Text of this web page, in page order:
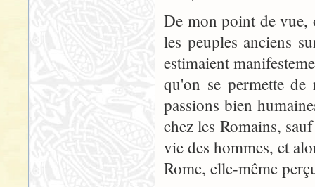
De mon point de vue,
les peuples anciens
estimaient
qu'on se permette
passions bien
chez les Romains,
vie des hommes, et
Rome, elle-même